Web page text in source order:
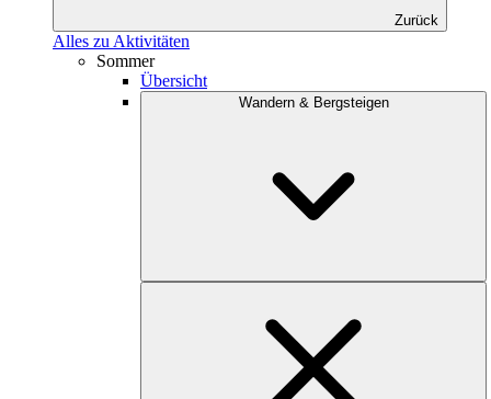
Zurück
Alles zu Aktivitäten
Sommer
Übersicht
Wandern & Bergsteigen